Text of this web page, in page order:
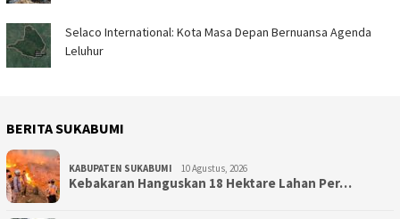
Selaco International: Kota Masa Depan Bernuansa Agenda
Leluhur
BERITA SUKABUMI
KABUPATEN SUKABUMI 10 Agustus, 2026
Kebakaran Hanguskan 18 Hektare Lahan Per…